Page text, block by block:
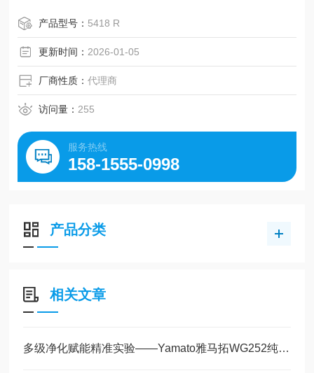
产品型号： 5418 R
更新时间： 2026-01-05
厂商性质：代理商
访问量： 255
服务热线
158-1555-0998
产品分类
相关文章
多级净化赋能精准实验——Yamato雅马拓WG252纯水制造装置工作原理解析